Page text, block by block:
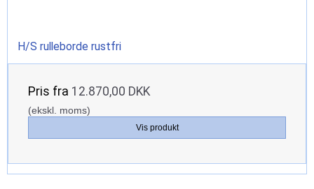
H/S rulleborde rustfri
Pris fra 12.870,00 DKK
(ekskl. moms)
Vis produkt